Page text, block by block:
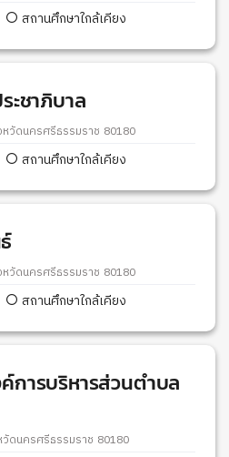
สถานศึกษาใกล้เคียง
ะชาภิบาล
หวัดนครศรีธรรมราช 80180
สถานศึกษาใกล้เคียง
หวัดนครศรีธรรมราช 80180
สถานศึกษาใกล้เคียง
การบริหารส่วนตำบล
ดนครศรีธรรมราช 80180